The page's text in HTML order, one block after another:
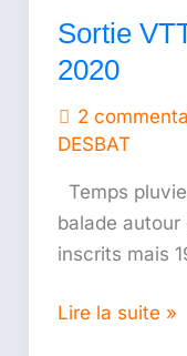
Sortie
2020
2
DESBAT
Temps
balade autour
inscrits mais
Lire la suite »